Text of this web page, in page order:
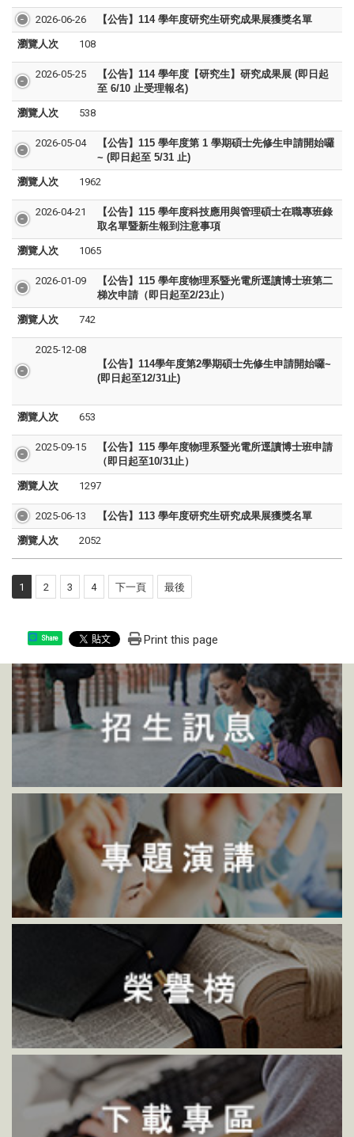
2026-06-26 【公告】114 學年度研究生研究成果展獲獎名單
瀏覽人次 108
2026-05-25
【公告】114 學年度【研究生】研究成果展 (即日起
至 6/10 止受理報名)
瀏覽人次 538
2026-05-04
【公告】115 學年度第 1 學期碩士先修生申請開始囉
~ (即日起至 5/31 止)
瀏覽人次 1962
2026-04-21 【公告】 115 學年度科技應用與管理碩士在職專班錄
取名單暨新生報到注意事項
瀏覽人次 1065
2026-01-09 【公告】115 學年度物理系暨光電所逕讀博士班第二
梯次申請（即日起至2/23止）
瀏覽人次 742
2025-12-08
【公告】114學年度第2學期碩士先修生申請開始囉~
(即日起至12/31止)
瀏覽人次 653
2025-09-15
【公告】115 學年度物理系暨光電所逕讀博士班申請
（即日起至10/31止）
瀏覽人次 1297
2025-06-13 【公告】113 學年度研究生研究成果展獲獎名單
瀏覽人次 2052
1 2 3 4 下一頁 最後
Share Print this page